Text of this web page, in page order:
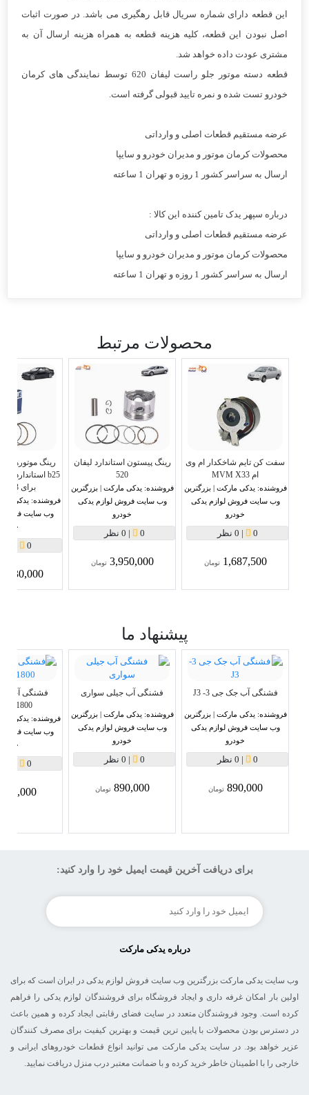
این قطعه دارای شماره سریال قابل رهگیری می باشد. در صورت اثبات
اصل نبودن این قطعه، کلیه هزینه قطعه به همراه هزینه ارسال آن به
مشتری عودت داده خواهد شد.
قطعه دسته موتور جلو راست لیفان 620 توسط نمایندگی های کرمان
خودرو تست شده و نمره تایید قبولی گرفته است.
عرضه مستقیم قطعات اصلی و وارداتی
محصولات کرمان موتور و مدیران خودرو و سایپا
ارسال به سراسر کشور 1 روزه و تهران 1 ساعته
درباره سپهر یدک تامین کننده این کالا :
عرضه مستقیم قطعات اصلی و وارداتی
محصولات کرمان موتور و مدیران خودرو و سایپا
ارسال به سراسر کشور 1 روزه و تهران 1 ساعته
محصولات مرتبط
سفت کن تایم شاخکدار ام وی
ام MVM X33
فروشنده: یدکی مارکت | بزرگترین
وب سایت فروش لوازم یدکی
خودرو
0
| 0 نظر
1,687,500 تومان
رینگ پیستون استاندارد لیفان
520
فروشنده: یدکی مارکت | بزرگترین
وب سایت فروش لوازم یدکی
خودرو
0
| 0 نظر
3,950,000 تومان
برای BMW E83
فروشنده: یدکی
وب سایت فروش
خودرو
0
پیشنهاد ما
فشنگی آب جک جی 3- J3
فروشنده: یدکی مارکت | بزرگترین
وب سایت فروش لوازم یدکی
خودرو
0
| 0 نظر
890,000 تومان
فشنگی آب جیلی سواری
فروشنده: یدکی مارکت | بزرگترین
وب سایت فروش لوازم یدکی
خودرو
0
| 0 نظر
890,000 تومان
1800سی سی
فروشنده: یدکی
وب سایت فروش
خودرو
0
890,000
برای دریافت آخرین قیمت ایمیل خود را وارد کنید:
درباره یدکی مارکت
وب سایت یدکی مارکت بزرگترین وب سایت فروش لوازم یدکی در ایران است که برای
اولین بار امکان غرفه داری و ایجاد فروشگاه برای فروشندگان لوازم یدکی را فراهم
کرده است. وجود فروشندگان متعدد در سایت فضای رقابتی ایجاد کرده و همین باعث
در دسترس بودن محصولات با پایین ترین قیمت و بهترین کیفیت برای مصرف کنندگان
عزیر خواهد بود. در سایت یدکی مارکت می توانید انواع قطعات خودروهای ایرانی و
خارجی را با اطمینان خاطر خرید کرده و با ضمانت معتبر درب منزل دریافت نمایید.